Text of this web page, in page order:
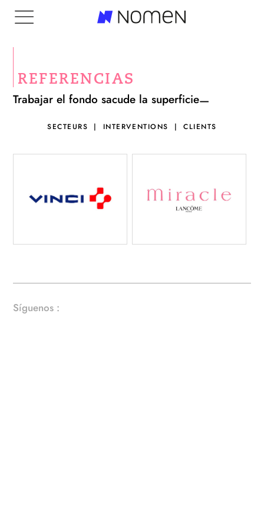
REFERENCIAS
Trabajar el fondo sacude la superficie
SECTEURS INTERVENTIONS CLIENTS
Síguenos :